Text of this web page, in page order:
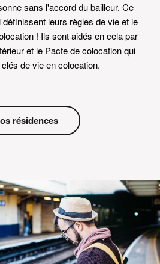
sans l'accord du bailleur. Ce
leurs règles de vie et le
! Ils sont aidés en cela par
et le Pacte de colocation qui
de vie en colocation.
résidences